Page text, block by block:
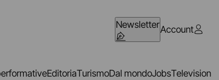
NewsletterAccount
EditoriaTurismoDal mondoJobsTelevision